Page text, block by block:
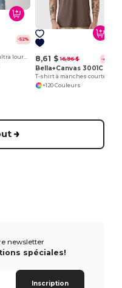
-52%
8,61 $ 16,96 $ -49%
Bella+Canvas 3001C
+120 Couleurs
newsletter
spéciales!
Inscription